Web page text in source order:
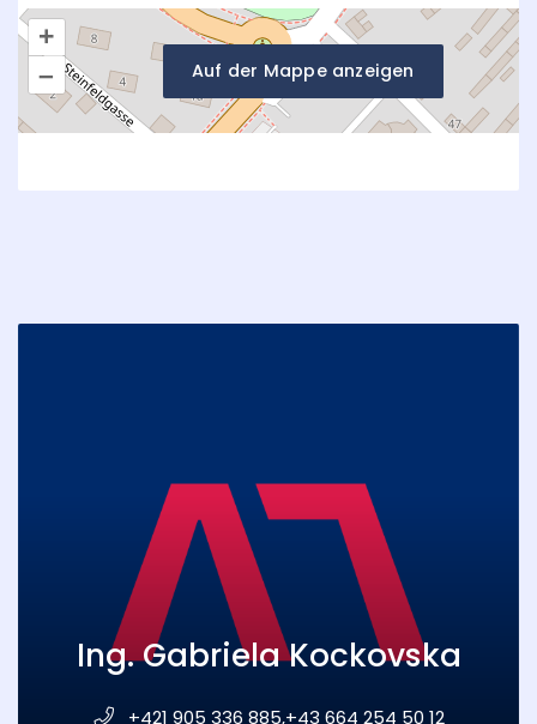
Auf der Mappe anzeigen
+
–
Ing. Gabriela Kockovska
+421 905 336 885,+43 664 254 50 12